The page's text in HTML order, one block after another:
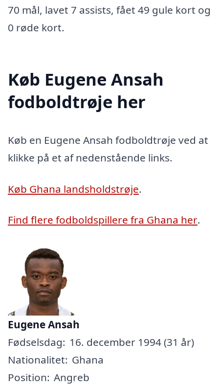
70 mål, lavet 7 assists, fået 49 gule kort og
0 røde kort.
Køb Eugene Ansah
fodboldtrøje her
Køb en Eugene Ansah fodboldtrøje ved at
klikke på et af nedenstående links.
Køb Ghana landsholdstrøje.
Find flere fodboldspillere fra Ghana her.
Eugene Ansah
Fødselsdag: 16. december 1994 (31 år)
Nationalitet: Ghana
Position: Angreb